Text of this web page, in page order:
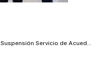
Suspensión Servicio de Acueducto martes 11 de febrero